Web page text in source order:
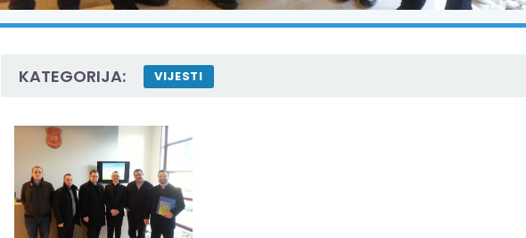
KATEGORIJA: VIJESTI